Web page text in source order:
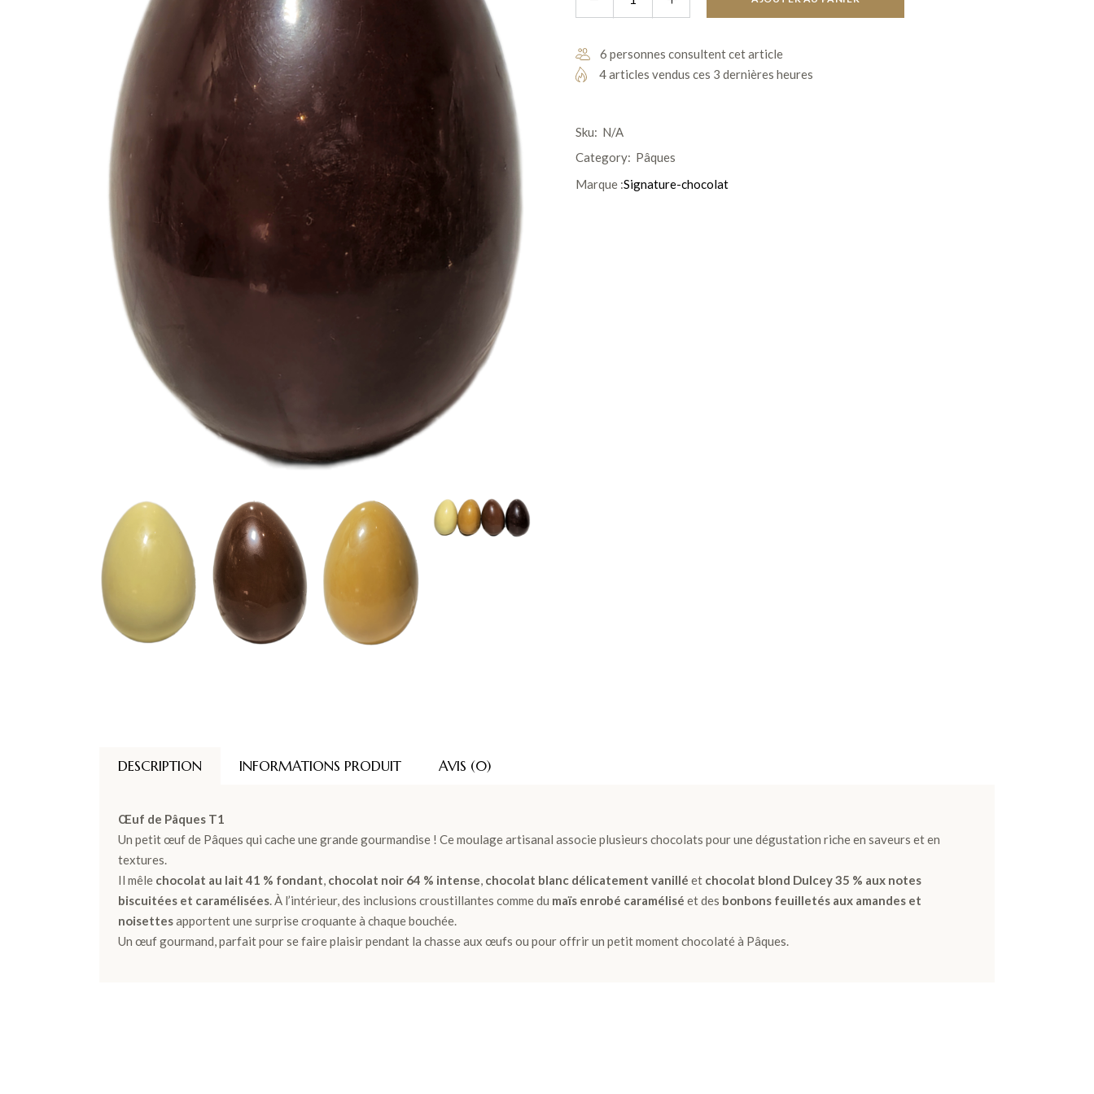
6 personnes consultent cet article
4 articles vendus ces 3 dernières heures
Sku: N/A
Category: Pâques
Marque :Signature-chocolat
DESCRIPTION INFORMATIONS PRODUIT AVIS (0)
Œuf de Pâques T1
Un petit œuf de Pâques qui cache une grande gourmandise ! Ce moulage artisanal associe plusieurs chocolats pour une dégustation riche en saveurs et en
textures.
Il mêle chocolat au lait 41 % fondant, chocolat noir 64 % intense, chocolat blanc délicatement vanillé et chocolat blond Dulcey 35 % aux notes
biscuitées et caramélisées. À l’intérieur, des inclusions croustillantes comme du maïs enrobé caramélisé et des bonbons feuilletés aux amandes et
noisettesapportent une surprise croquante à chaque bouchée.
Un œuf gourmand, parfait pour se faire plaisir pendant la chasse aux œufs ou pour offrir un petit moment chocolaté à Pâques.